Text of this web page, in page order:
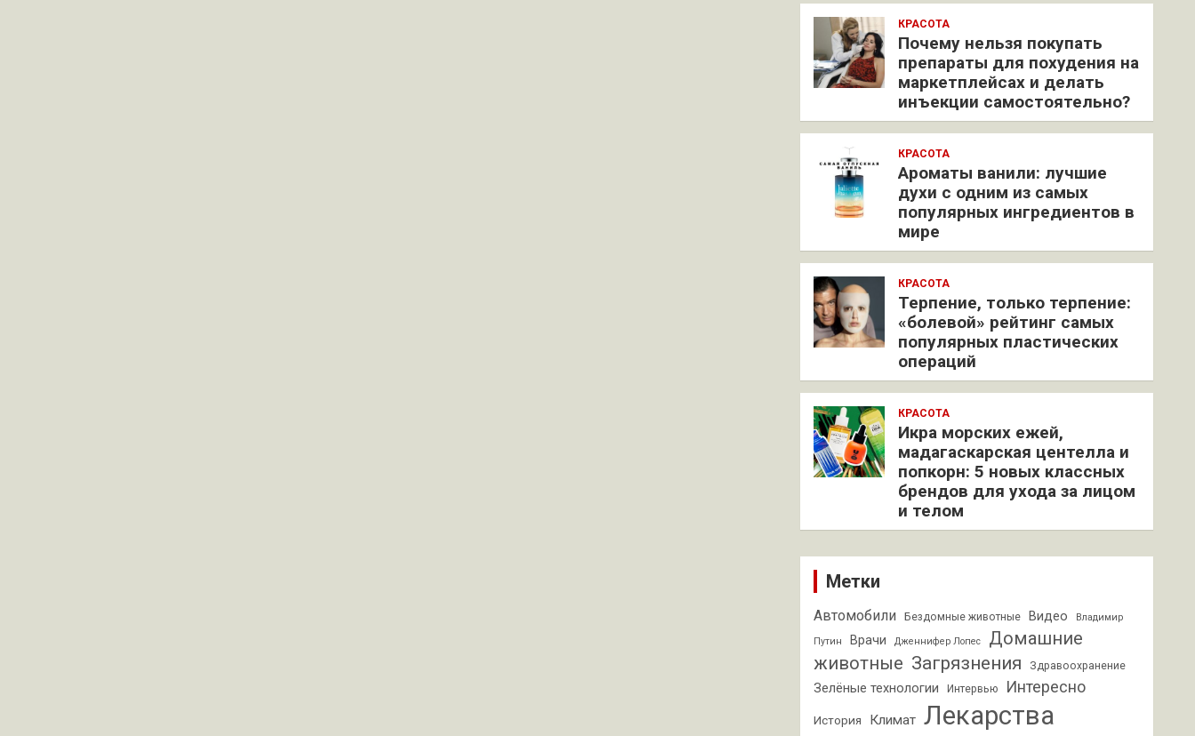
КРАСОТА
Почему нельзя покупать
препараты для похудения на
маркетплейсах и делать
инъекции самостоятельно?
КРАСОТА
Ароматы ванили: лучшие
духи с одним из самых
популярных ингредиентов в
мире
КРАСОТА
Терпение, только терпение:
«болевой» рейтинг самых
популярных пластических
операций
КРАСОТА
Икра морских ежей,
мадагаскарская центелла и
попкорн: 5 новых классных
брендов для ухода за лицом
и телом
Метки
Автомобили Бездомные животные Видео Владимир
Путин Врачи Дженнифер Лопес
Домашние
животные Загрязнения Здравоохранение
Зелёные технологии Интервью Интересно
История Климат Лекарства